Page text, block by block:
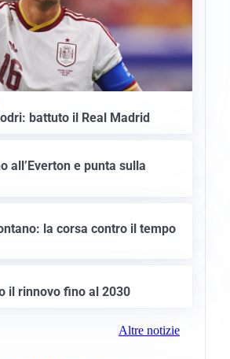
battuto il Real Madrid
all’Everton e punta sulla
la corsa contro il tempo
il rinnovo fino al 2030
Altre notizie